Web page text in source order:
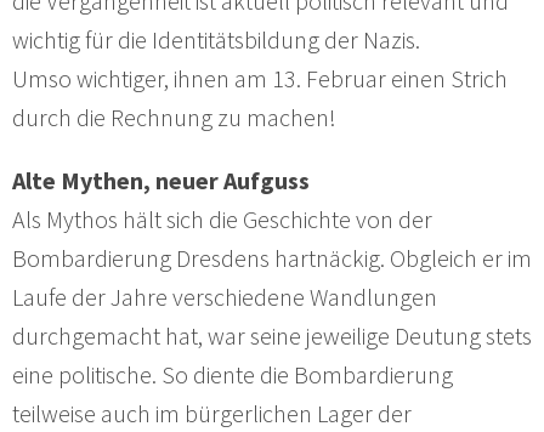
wichtig für die Identitätsbildung der Nazis.
Umso wichtiger, ihnen am 13. Februar einen Strich
durch die Rechnung zu machen!
Alte Mythen, neuer Aufguss
Als Mythos hält sich die Geschichte von der
Bombardierung Dresdens hartnäckig. Obgleich er im
Laufe der Jahre verschiedene Wandlungen
durchgemacht hat, war seine jeweilige Deutung stets
eine politische. So diente die Bombardierung
teilweise auch im bürgerlichen Lager der